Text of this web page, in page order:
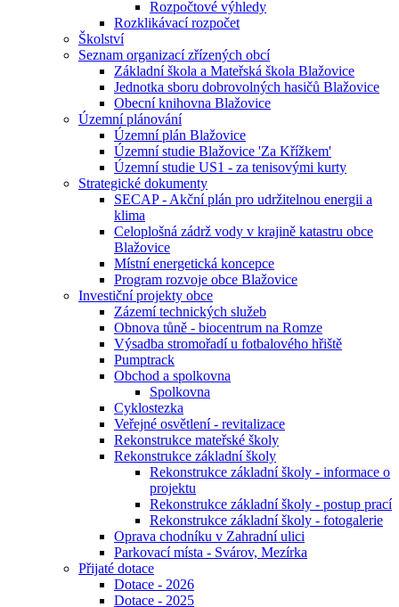
Rozpočtové výhledy
Rozklikávací rozpočet
Školství
Seznam organizací zřízených obcí
Základní škola a Mateřská škola Blažovice
Jednotka sboru dobrovolných hasičů Blažovice
Obecní knihovna Blažovice
Územní plánování
Územní plán Blažovice
Územní studie Blažovice 'Za Křížkem'
Územní studie US1 - za tenisovými kurty
Strategické dokumenty
SECAP - Akční plán pro udržitelnou energii a
klima
Celoplošná zádrž vody v krajině katastru obce
Blažovice
Místní energetická koncepce
Program rozvoje obce Blažovice
Investiční projekty obce
Zázemí technických služeb
Obnova tůně - biocentrum na Romze
Výsadba stromořadí u fotbalového hřiště
Pumptrack
Obchod a spolkovna
Spolkovna
Cyklostezka
Veřejné osvětlení - revitalizace
Rekonstrukce mateřské školy
Rekonstrukce základní školy
Rekonstrukce základní školy - informace o
projektu
Rekonstrukce základní školy - postup prací
Rekonstrukce základní školy - fotogalerie
Oprava chodníku v Zahradní ulici
Parkovací místa - Svárov, Mezírka
Přijaté dotace
Dotace - 2026
Dotace - 2025